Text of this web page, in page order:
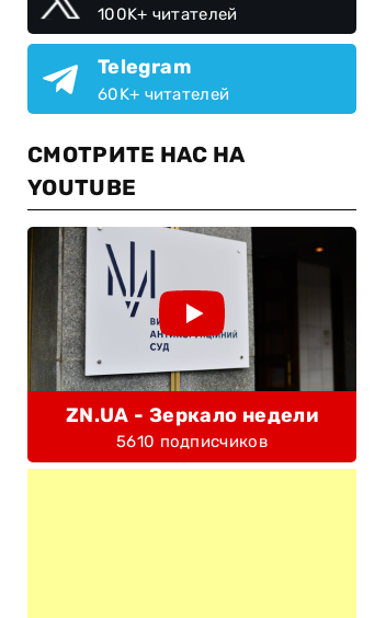
100K+ читателей
Telegram
60K+ читателей
СМОТРИТЕ НАС НА
YOUTUBE
ZN.UA - Зеркало недели
5610 подписчиков